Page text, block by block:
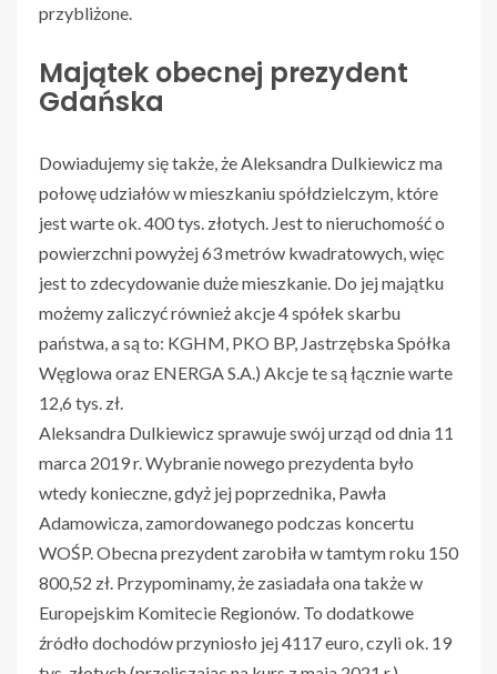
przybliżone.
Majątek obecnej prezydent
Gdańska
Dowiadujemy się także, że Aleksandra Dulkiewicz ma
połowę udziałów w mieszkaniu spółdzielczym, które
jest warte ok. 400 tys. złotych. Jest to nieruchomość o
powierzchni powyżej 63 metrów kwadratowych, więc
jest to zdecydowanie duże mieszkanie. Do jej majątku
możemy zaliczyć również akcje 4 spółek skarbu
państwa, a są to: KGHM, PKO BP, Jastrzębska Spółka
Węglowa oraz ENERGA S.A.) Akcje te są łącznie warte
12,6 tys. zł.
Aleksandra Dulkiewicz sprawuje swój urząd od dnia 11
marca 2019 r. Wybranie nowego prezydenta było
wtedy konieczne, gdyż jej poprzednika, Pawła
Adamowicza, zamordowanego podczas koncertu
WOŚP. Obecna prezydent zarobiła w tamtym roku 150
800,52 zł. Przypominamy, że zasiadała ona także w
Europejskim Komitecie Regionów. To dodatkowe
źródło dochodów przyniosło jej 4117 euro, czyli ok. 19